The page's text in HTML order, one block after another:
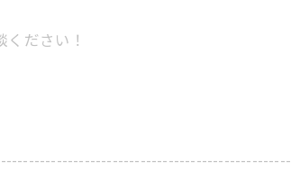
ださい！